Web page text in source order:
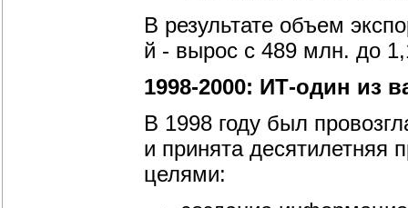
В результате объем
й - вырос с 489 млн. до
1998-2000: ИТ-один из
В 1998 году был
и принята десятилетняя
целями: